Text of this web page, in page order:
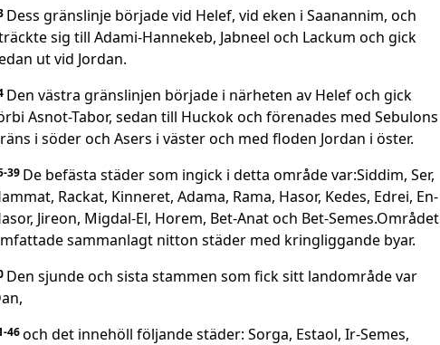
Dess gränslinje började vid Helef, vid eken i Saanannim, och
sig till Adami-Hannekeb, Jabneel och Lackum och gick
ut vid Jordan.
Den västra gränslinjen började i närheten av Helef och gick
Asnot-Tabor, sedan till Huckok och förenades med Sebulons
i söder och Asers i väster och med floden Jordan i öster.
39 De befästa städer som ingick i detta område var:Siddim, Ser,
Rackat, Kinneret, Adama, Rama, Hasor, Kedes, Edrei, En-
Jireon, Migdal-El, Horem, Bet-Anat och Bet-Semes.Området
sammanlagt nitton städer med kringliggande byar.
Den sjunde och sista stammen som fick sitt landområde var
46och det innehöll följande städer: Sorga, Estaol, Ir-Semes,